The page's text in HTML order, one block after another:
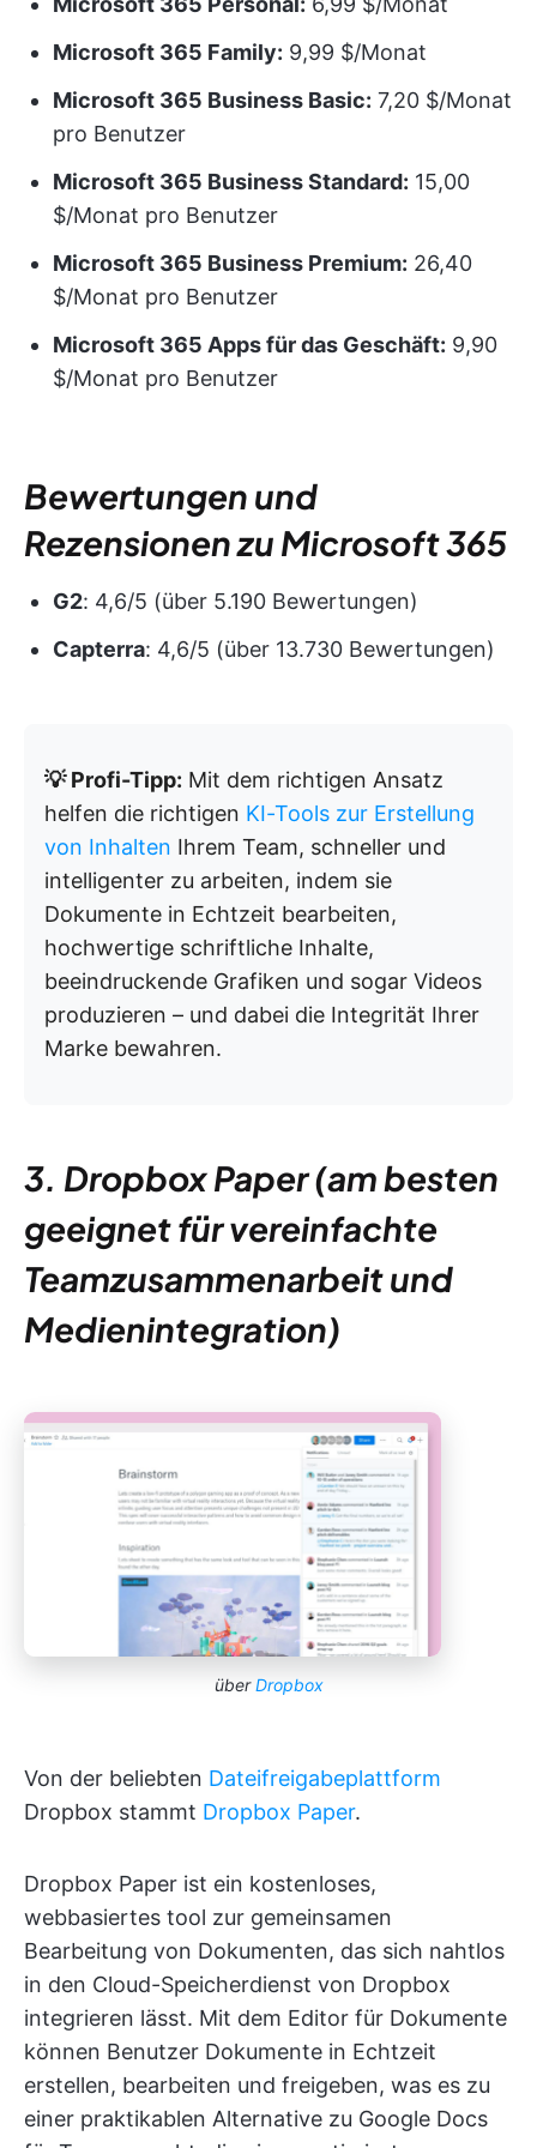
Microsoft 365 Family: 9,99 $/Monat
Microsoft 365 Business Basic: 7,20 $/Monat
pro Benutzer
Microsoft 365 Business Standard: 15,00
$/Monat pro Benutzer
Microsoft 365 Business Premium: 26,40
$/Monat pro Benutzer
Microsoft 365 Apps für das Geschäft: 9,90
$/Monat pro Benutzer
Bewertungen und
Rezensionen zu Microsoft 365
G2: 4,6/5 (über 5.190 Bewertungen)
Capterra: 4,6/5 (über 13.730 Bewertungen)
💡 Profi-Tipp: Mit dem richtigen Ansatz
helfen die richtigen KI-Tools zur Erstellung
von Inhalten Ihrem Team, schneller und
intelligenter zu arbeiten, indem sie
Dokumente in Echtzeit bearbeiten,
hochwertige schriftliche Inhalte,
beeindruckende Grafiken und sogar Videos
produzieren – und dabei die Integrität Ihrer
Marke bewahren.
3. Dropbox Paper (am besten
geeignet für vereinfachte
Teamzusammenarbeit und
Medienintegration)
überDropbox
Von der beliebten Dateifreigabeplattform
Dropbox stammt Dropbox Paper.
Dropbox Paper ist ein kostenloses,
webbasiertes tool zur gemeinsamen
Bearbeitung von Dokumenten, das sich nahtlos
in den Cloud-Speicherdienst von Dropbox
integrieren lässt. Mit dem Editor für Dokumente
können Benutzer Dokumente in Echtzeit
erstellen, bearbeiten und freigeben, was es zu
einer praktikablen Alternative zu Google Docs